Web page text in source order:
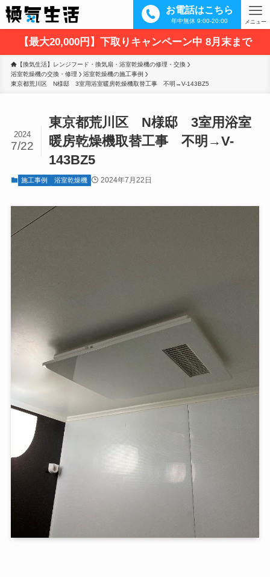
お電話はこちら
年中無休 9:00-20:00 メニュー
【最大20,000円】下取りキャンペーン中 8月末まで
【換気生活】レンジフード・換気扇・浴室乾燥機の修理・交換
浴室乾燥機の交換・修理
浴室乾燥機の施工事例
東京都荒川区　N様邸　3室用浴室暖房乾燥機取替工事　不明→V-143BZ5
東京都荒川区 N様邸 3室用浴室
暖房乾燥機取替工事 不明→V-
143BZ5
2024
7/22
施工事例 浴室乾燥機 2024年7月22日